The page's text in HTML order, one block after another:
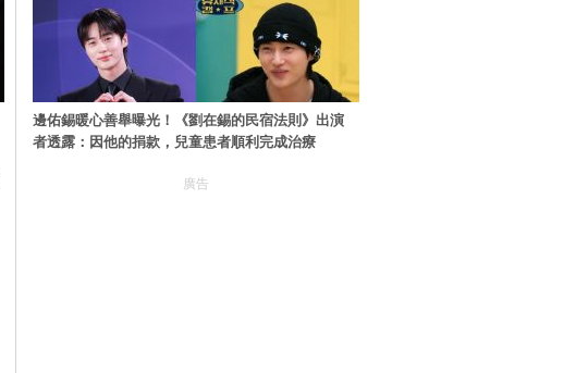
邊佑錫暖心善舉曝光！《劉在錫的民宿法則》出演
者透露：因他的捐款，兒童患者順利完成治療
廣告